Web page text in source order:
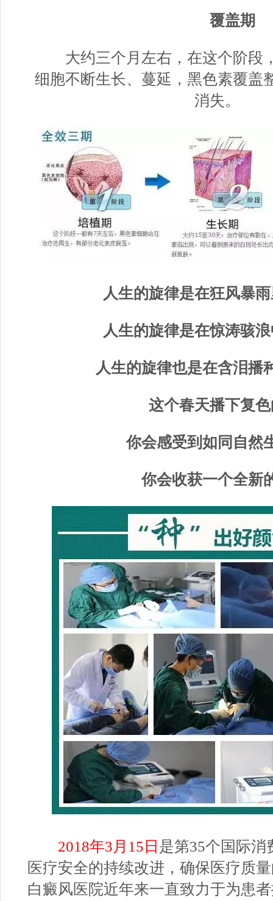
覆盖期
大约三个月左右，在这个阶段
细胞不断生长、蔓延，黑色素覆盖
消失。
人生的旋律是在狂风暴雨
人生的旋律是在惊涛骇浪
人生的旋律也是在含泪播
这个春天播下复色
你会感受到如同自然
你会收获一个全新
2018年3月15日 是第35个国际消
医疗安全的持续改进，确保医疗质
白癜风医院近年来一直致力于为患